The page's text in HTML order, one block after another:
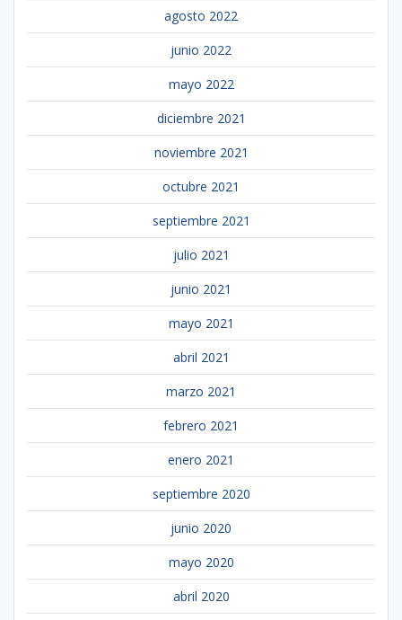
agosto 2022
junio 2022
mayo 2022
diciembre 2021
noviembre 2021
octubre 2021
septiembre 2021
julio 2021
junio 2021
mayo 2021
abril 2021
marzo 2021
febrero 2021
enero 2021
septiembre 2020
junio 2020
mayo 2020
abril 2020